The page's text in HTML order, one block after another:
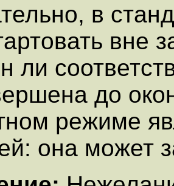
в
вне
ли
до
режиме
она может